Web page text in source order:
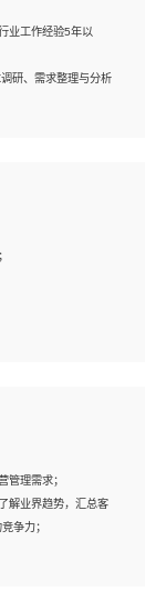
上开发工作经验；
程及高并发系统开
基础架构方案和云
实现机制；
常用命令和了解
清晰。
业工作经验5年以
研、需求整理与分析
学习等；
AI算法有深刻理
术背景者优先；
队协作，认真负责、
图像处理；
练使用神经网络算法
法；
管理需求；
解业界趋势，汇总客
争力；